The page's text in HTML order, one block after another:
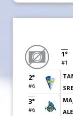
1°
#1
2°
#6
3°
#6